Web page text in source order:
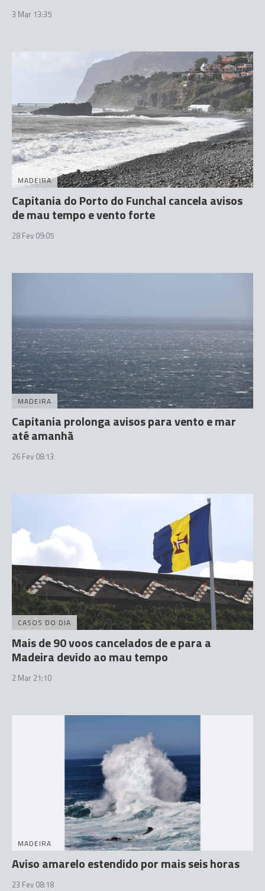
3 Mar 13:35
MADEIRA
Capitania do Porto do Funchal cancela avisos
de mau tempo e vento forte
28 Fev 09:05
MADEIRA
Capitania prolonga avisos para vento e mar
até amanhã
26 Fev 08:13
CASOS DO DIA
Mais de 90 voos cancelados de e para a
Madeira devido ao mau tempo
2 Mar 21:10
MADEIRA
Aviso amarelo estendido por mais seis horas
23 Fev 08:18